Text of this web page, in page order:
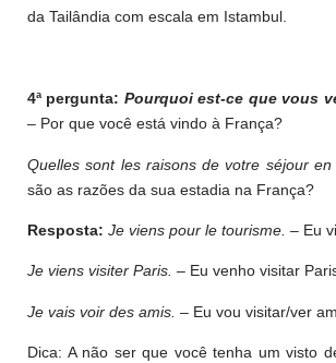
da Tailândia com escala em Istambul.
4ª pergunta: Pourquoi est-ce que vous
– Por que você está vindo à França?
Quelles sont les raisons de votre séjour
são as razões da sua estadia na França?
Resposta: Je viens pour le tourisme. – Eu
Je viens visiter Paris. – Eu venho visitar
Je vais voir des amis. – Eu vou visitar/ver
Dica: A não ser que você tenha um visto